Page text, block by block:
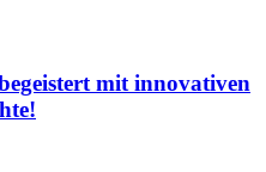
mit innovativen